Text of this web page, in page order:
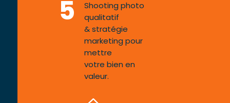
5
Shooting photo
qualitatif
& stratégie
marketing pour
mettre
votre bien en
valeur.